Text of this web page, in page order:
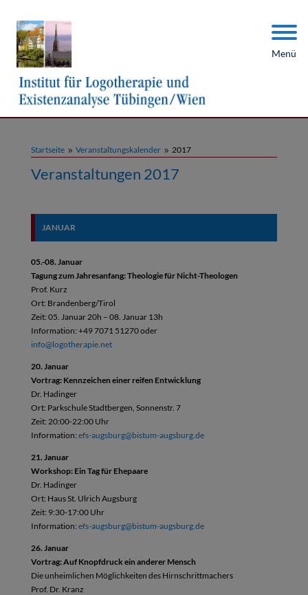
Menü
Startseite 9 Veranstaltungskalender 9 2017
Veranstaltungen 2017
JANUAR
05.-08. Januar
Tagung zum Jahresanfang: Theologie für Nicht-Theologen
Prof. Kurz
Ort: Brandenberg/Tirol
Zeit: 05. Januar 20h – 08. Januar 13h
Information: +49 7071 51270 oder
info@logotherapie.net
20. Januar
Vortrag: Kennzeichen einer reifen Entwicklung
Dr. Hadinger
Ort: Parkschule Stadtbergen, Sonnenstr. 7
Zeit: 20:00-22:00 Uhr
Information: efs-augsburg@bistum-augsburg.de
21. Januar
Workshop: Ein Tag für Ehepaare
Dr. Hadinger
Ort: Haus St. Ulrich Augsburg
Zeit: 9:30-17:00 Uhr
Information: efs-augsburg@bistum-augsburg.de
26. Januar
Vortrag: Auf Knopfdruck ein anderer Mensch
Die unheimlichen Möglichkeiten des Hirnschrittmachers
Prof. Dr. Kranz